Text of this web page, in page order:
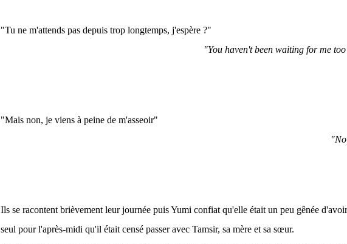
"Tu ne m'attends pas depuis trop longtemps, j'espère ?"
"You haven't been waiting for me
"Mais non, je viens à peine de m'asseoir"
Ils se racontent brièvement leur journée puis Yumi confiat qu'elle était un peu gênée
seul pour l'après-midi qu'il était censé passer avec Tamsir, sa mère et sa sœur.